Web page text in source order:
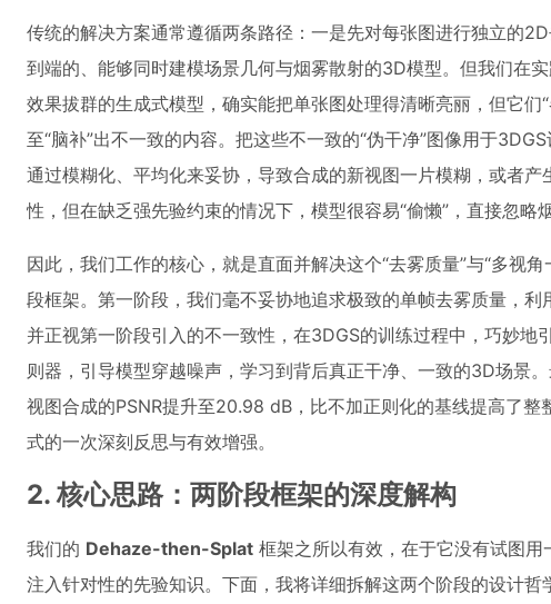
传统的解决方案通常遵循两条路径：一是先对每张图进行独立的
到端的、能够同时建模场景几何与烟雾散射的3D模型。但我们在
效果拔群的生成式模型，确实能把单张图处理得清晰亮丽，但它
至“脑补”出不一致的内容。把这些不一致的“伪干净”图像用于
通过模糊化、平均化来妥协，导致合成的新视图一片模糊，或者
性，但在缺乏强先验约束的情况下，模型很容易“偷懒”，直接忽
因此，我们工作的核心，就是直面并解决这个“去雾质量”与“多视
段框架。第一阶段，我们毫不妥协地追求极致的单帧去雾质量，
并正视第一阶段引入的不一致性，在3DGS的训练过程中，巧妙
则器，引导模型穿越噪声，学习到背后真正干净、一致的3D场景
视图合成的PSNR提升至20.98 dB，比不加正则化的基线提高了
式的一次深刻反思与有效增强。
2. 核心思路：两阶段框架的深度解构
我们的 Dehaze-then-Splat 框架之所以有效，在于它没有试图
注入针对性的先验知识。下面，我将详细拆解这两个阶段的设计哲